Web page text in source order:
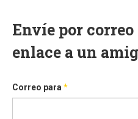
Envíe por
enlace a un
Correo para *